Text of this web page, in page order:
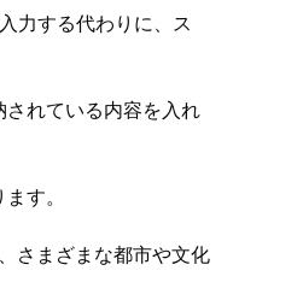
力する代わりに、ス
れている内容を入れ
す。
さまざまな都市や文化